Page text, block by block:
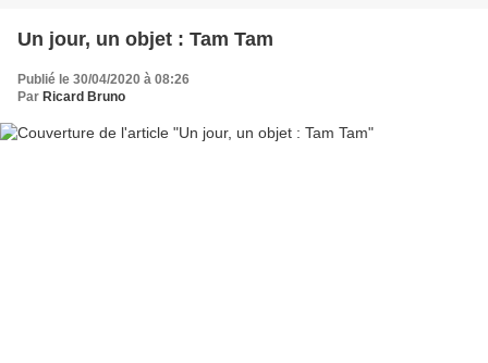
Un jour, un objet : Tam Tam
Publié le 30/04/2020 à 08:26
Par Ricard Bruno